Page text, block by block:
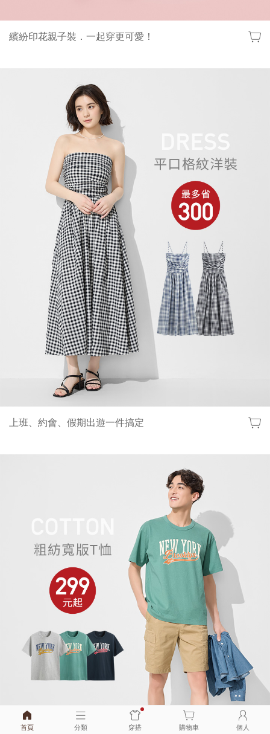
繽紛印花親子裝．一起穿更可愛！
上班、約會、假期出遊一件搞定
首頁 分類 穿搭 購物車 個人